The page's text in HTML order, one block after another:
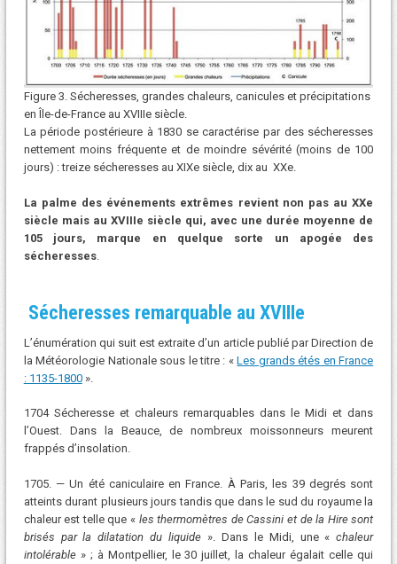
Figure 3. Sécheresses, grandes chaleurs, canicules et précipitations
en Île-de-France au XVIIIe siècle.
La période postérieure à 1830 se caractérise par des sécheresses
nettement moins fréquente et de moindre sévérité (moins de 100
jours) : treize sécheresses au XIXe siècle, dix au XXe.
La palme des événements extrêmes revient non pas au XXe
siècle mais au XVIIIe siècle qui, avec une durée moyenne de
105 jours, marque en quelque sorte un apogée des
sécheresses.
Sécheresses remarquable au XVIIIe
L’énumération qui suit est extraite d’un article publié par Direction de
la Météorologie Nationale sous le titre : «Les grands étés en France
: 1135-1800».
1704 Sécheresse et chaleurs remarquables dans le Midi et dans
l’Ouest. Dans la Beauce, de nombreux moissonneurs meurent
frappés d’insolation.
1705. — Un été caniculaire en France. À Paris, les 39 degrés sont
atteints durant plusieurs jours tandis que dans le sud du royaume la
chaleur est telle que « les thermomètres de Cassini et de la Hire sont
brisés par la dilatation du liquide ». Dans le Midi, une «chaleur
intolérable» ; à Montpellier, le 30 juillet, la chaleur égalait celle qui